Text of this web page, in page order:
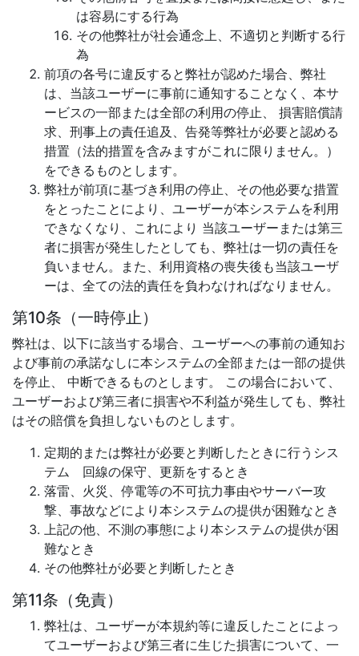
は容易にする行為
その他弊社が社会通念上、不適切と判断する行
為
前項の各号に違反すると弊社が認めた場合、弊社
は、当該ユーザーに事前に通知することなく、本サ
ービスの一部または全部の利用の停止、 損害賠償請
求、刑事上の責任追及、告発等弊社が必要と認める
措置（法的措置を含みますがこれに限りません。）
をできるものとします。
弊社が前項に基づき利用の停止、その他必要な措置
をとったことにより、ユーザーが本システムを利用
できなくなり、これにより 当該ユーザーまたは第三
者に損害が発生したとしても、弊社は一切の責任を
負いません。また、利用資格の喪失後も当該ユーザ
ーは、全ての法的責任を負わなければなりません。
第10条（一時停止）
弊社は、以下に該当する場合、ユーザーへの事前の通知お
よび事前の承諾なしに本システムの全部または一部の提供
を停止、 中断できるものとします。 この場合において、
ユーザーおよび第三者に損害や不利益が発生しても、弊社
はその賠償を負担しないものとします。
定期的または弊社が必要と判断したときに行うシス
テム 回線の保守、更新をするとき
落雷、火災、停電等の不可抗力事由やサーバー攻
撃、事故などにより本システムの提供が困難なとき
上記の他、不測の事態により本システムの提供が困
難なとき
その他弊社が必要と判断したとき
第11条（免責）
弊社は、ユーザーが本規約等に違反したことによっ
てユーザーおよび第三者に生じた損害について、一